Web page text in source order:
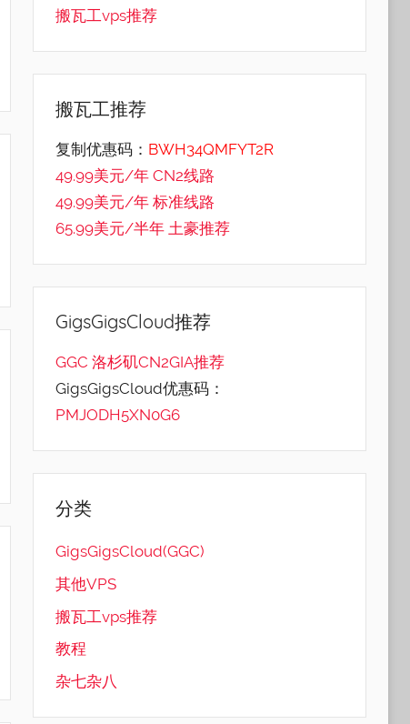
搬瓦工vps推荐
搬瓦工推荐
复制优惠码： BWH34QMFYT2R
49.99美元/年 CN2线路
49.99美元/年 标准线路
65.99美元/半年 土豪推荐
GigsGigsCloud推荐
GGC 洛杉矶CN2GIA推荐
GigsGigsCloud优惠码：
PMJODH5XN0G6
分类
GigsGigsCloud(GGC)
其他VPS
搬瓦工vps推荐
教程
杂七杂八